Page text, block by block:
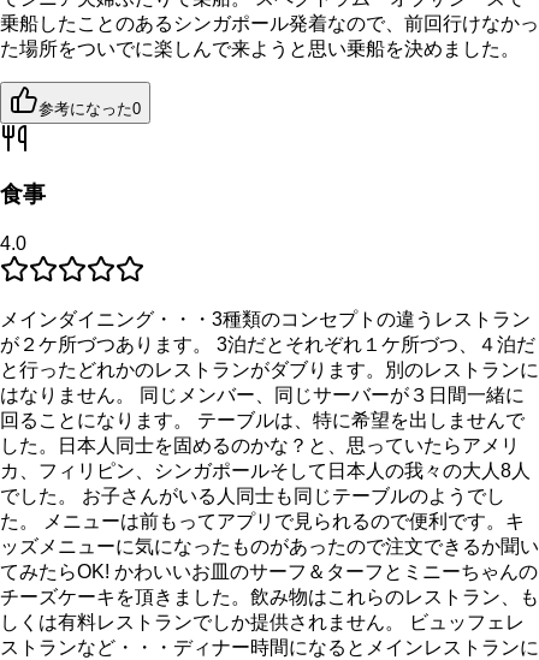
乗船したことのあるシンガポール発着なので、前回行けなかっ
た場所をついでに楽しんで来ようと思い乗船を決めました。
参考になった0
食事
4.0
メインダイニング・・・3種類のコンセプトの違うレストラン
が２ケ所づつあります。 3泊だとそれぞれ１ケ所づつ、４泊だ
と行ったどれかのレストランがダブります。別のレストランに
はなりません。 同じメンバー、同じサーバーが３日間一緒に
回ることになります。 テーブルは、特に希望を出しませんで
した。日本人同士を固めるのかな？と、思っていたらアメリ
カ、フィリピン、シンガポールそして日本人の我々の大人8人
でした。 お子さんがいる人同士も同じテーブルのようでし
た。 メニューは前もってアプリで見られるので便利です。キ
ッズメニューに気になったものがあったので注文できるか聞い
てみたらOK! かわいいお皿のサーフ＆ターフとミニーちゃんの
チーズケーキを頂きました。飲み物はこれらのレストラン、も
しくは有料レストランでしか提供されません。 ビュッフェレ
ストランなど・・・ディナー時間になるとメインレストランに